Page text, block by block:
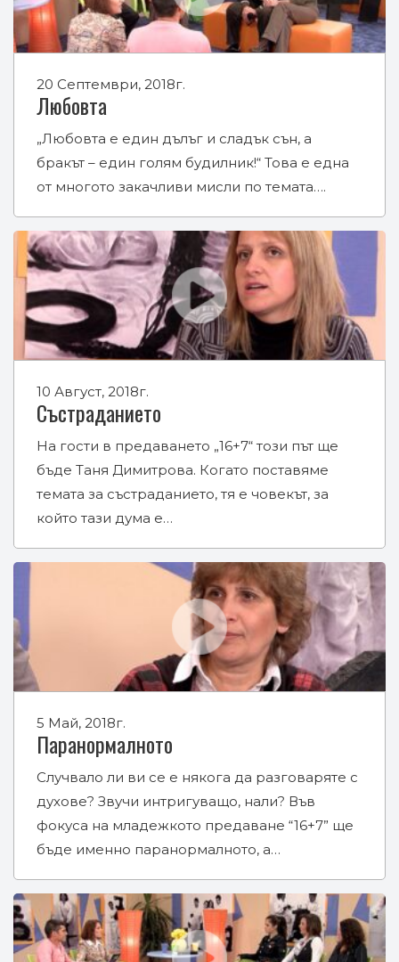
20 Септември, 2018г.
Любовта
„Любовта е един дълъг и сладък сън, а
бракът – един голям будилник!“ Това е една
от многото закачливи мисли по темата….
10 Август, 2018г.
Състраданието
На гости в предаването „16+7“ този път ще
бъде Таня Димитрова. Когато поставяме
темата за състраданието, тя е човекът, за
който тази дума е…
5 Май, 2018г.
Паранормалното
Случвало ли ви се е някога да разговаряте с
духове? Звучи интригуващо, нали? Във
фокуса на младежкото предаване “16+7” ще
бъде именно паранормалното, а…